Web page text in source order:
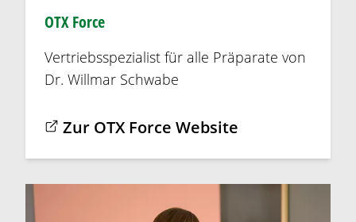
OTX Force
Vertriebsspezialist für alle Präparate von
Dr. Willmar Schwabe
Zur OTX Force Website